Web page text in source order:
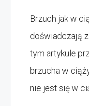
Brzuch jak w
doświadczają
tym artykule
brzucha w
nie jest się w